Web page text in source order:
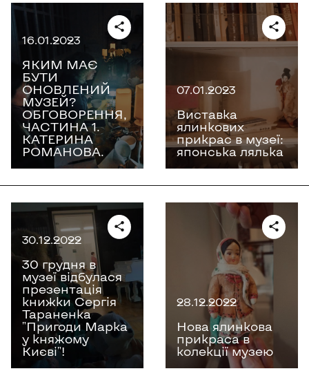
16.01.2023
ЯКИМ МАЄ
БУТИ
ОНОВЛЕНИЙ
МУЗЕЙ?
ОБГОВОРЕННЯ,
ЧАСТИНА 1.
КАТЕРИНА
РОМАНОВА.
07.01.2023
Виставка
ялинкових
прикрас в музеї:
японська лялька
30.12.2022
30 грудня в
музеї відбулася
презентація
книжки Сергія
Тараненка
"Пригоди Марка
у княжому
Києві"!
28.12.2022
Нова ялинкова
прикраса в
колекції музею